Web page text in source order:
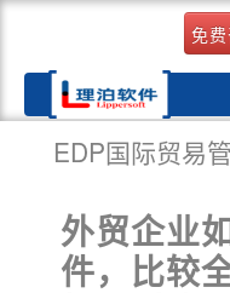
免
EDP国际贸易
外贸企业
件，比较